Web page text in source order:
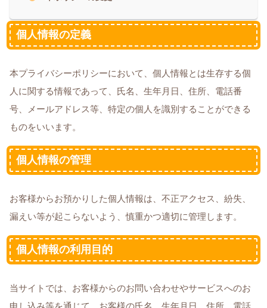
個人情報の定義
本プライバシーポリシーにおいて、個人情報とは生存する個
人に関する情報であって、氏名、生年月日、住所、電話番
号、メールアドレス等、特定の個人を識別することができる
ものをいいます。
個人情報の管理
お客様からお預かりした個人情報は、不正アクセス、紛失、
漏えい等が起こらないよう、慎重かつ適切に管理します。
個人情報の利用目的
当サイトでは、お客様からのお問い合わせやサービスへのお
申し込み等を通じて、お客様の氏名、生年月日、住所、電話